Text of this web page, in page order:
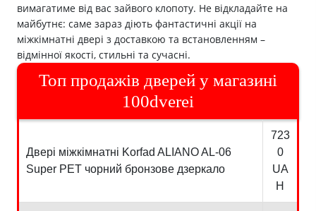
вимагатиме від вас зайвого клопоту. Не відкладайте на
майбутнє: саме зараз діють фантастичні акції на
міжкімнатні двері з доставкою та встановленням –
відмінної якості, стильні та сучасні.
Топ продажів дверей у магазині
100dverei
Двері міжкімнатні Korfad ALIANO AL-06
Super PET чорний бронзове дзеркало
723
0
UA
H